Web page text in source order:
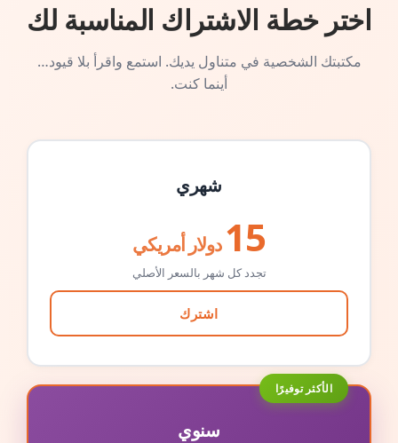
اختر خطة الاشتراك المناسبة لك
مكتبتك الشخصية في متناول يديك. استمع واقرأ بلا قيود…
أينما كنت.
شهري
15 دولار أمريكي
تجدد كل شهر بالسعر الأصلي
اشترك
الأكثر توفيرًا
سنوي